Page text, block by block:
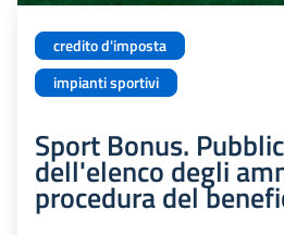
credito d'imposta
impianti sportivi
Sport Bonus.
dell'elenco degli
procedura del